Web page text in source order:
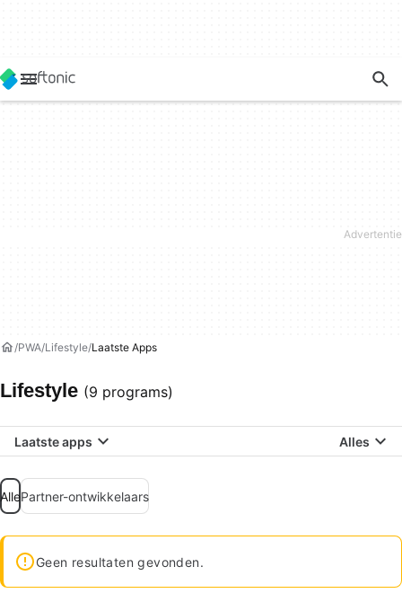
PWA Lifestyle Laatste Apps
Lifestyle (9 programs)
Laatste apps Alles
AllePartner-ontwikkelaars
Geen resultaten gevonden.